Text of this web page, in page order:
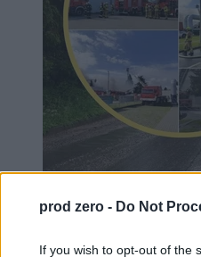
prod zero - Do Not
If you wish to opt-out of the